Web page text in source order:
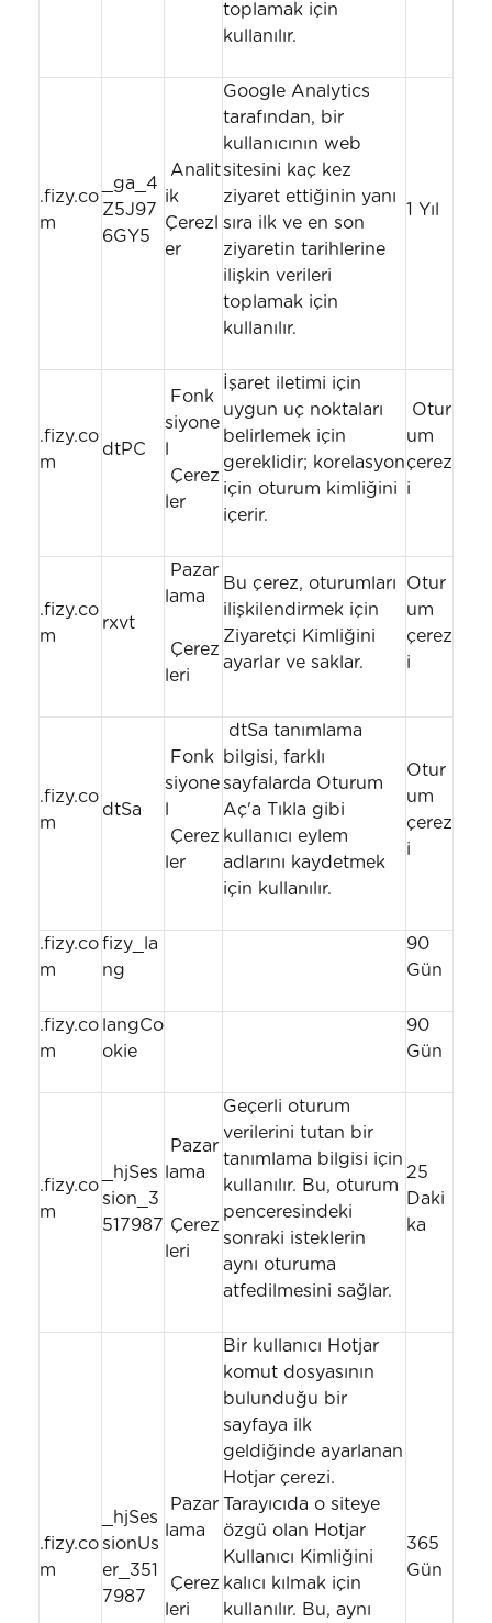
toplamak için
kullanılır.
.fizy.co
m
_ga_4
Z5J97
6GY5
Analit
ik
Çerezl
er
Google Analytics
tarafından, bir
kullanıcının web
sitesini kaç kez
ziyaret ettiğinin yanı
sıra ilk ve en son
ziyaretin tarihlerine
ilişkin verileri
toplamak için
kullanılır.
1 Yıl
.fizy.co
m
dtPC
Fonk
siyone
Çerez
ler
İşaret iletimi için
uygun uç noktaları
belirlemek için
gereklidir; korelasyon
için oturum kimliğini
içerir.
Otur
um
çerez
i
.fizy.co
m
rxvt
Pazar
lama
Çerez
leri
Bu çerez, oturumları
ilişkilendirmek için
Ziyaretçi Kimliğini
ayarlar ve saklar.
Otur
um
çerez
i
.fizy.co
m
dtSa
Fonk
siyone
Çerez
ler
dtSa tanımlama
bilgisi, farklı
sayfalarda Oturum
Aç'a Tıkla gibi
kullanıcı eylem
adlarını kaydetmek
için kullanılır.
Otur
um
çerez
i
.fizy.co
m
fizy_la
ng
90
Gün
.fizy.co
m
langCo
okie
90
Gün
.fizy.co
m
_hjSes
sion_3
517987
Pazar
lama
Çerez
leri
Geçerli oturum
verilerini tutan bir
tanımlama bilgisi için
kullanılır. Bu, oturum
penceresindeki
sonraki isteklerin
aynı oturuma
atfedilmesini sağlar.
25
Daki
ka
.fizy.co
m
_hjSes
sionUs
er_351
7987
Pazar
lama
Çerez
leri
Bir kullanıcı Hotjar
komut dosyasının
bulunduğu bir
sayfaya ilk
geldiğinde ayarlanan
Hotjar çerezi.
Tarayıcıda o siteye
özgü olan Hotjar
Kullanıcı Kimliğini
kalıcı kılmak için
kullanılır. Bu, aynı
365
Gün